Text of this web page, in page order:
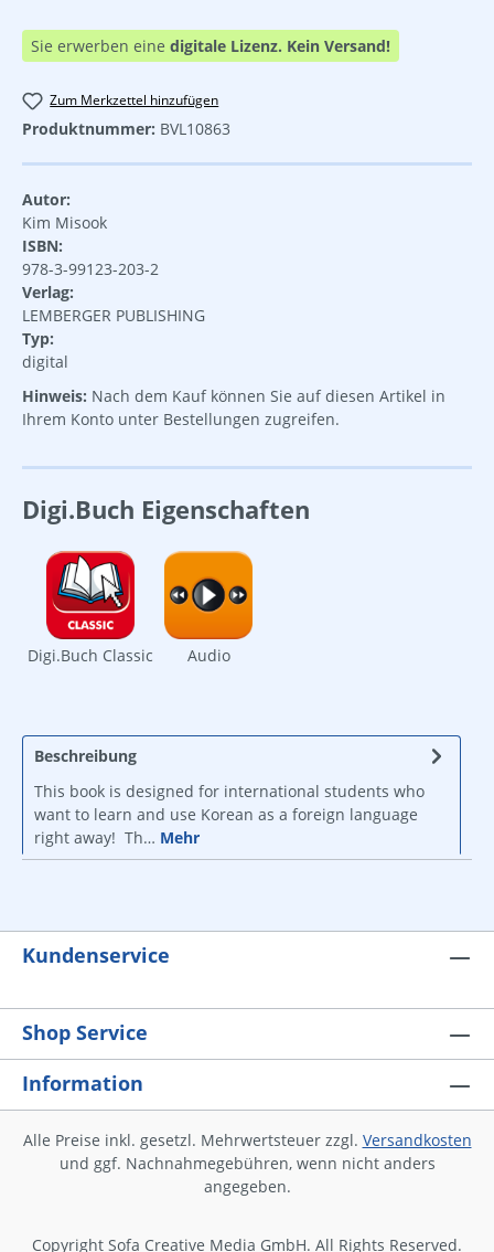
Sie erwerben eine digitale Lizenz. Kein Versand!
Zum Merkzettel hinzufügen
Produktnummer: BVL10863
Autor:
Kim Misook
ISBN:
978-3-99123-203-2
Verlag:
LEMBERGER PUBLISHING
Typ:
digital
Hinweis: Nach dem Kauf können Sie auf diesen Artikel in
Ihrem Konto unter Bestellungen zugreifen.
Digi.Buch Eigenschaften
Digi.Buch Classic Audio
Beschreibung
This book is designed for international students who
want to learn and use Korean as a foreign language
right away! Th… Mehr
Kundenservice
Shop Service
Information
Alle Preise inkl. gesetzl. Mehrwertsteuer zzgl. Versandkosten
und ggf. Nachnahmegebühren, wenn nicht anders
angegeben.
Copyright Sofa Creative Media GmbH. All Rights Reserved.